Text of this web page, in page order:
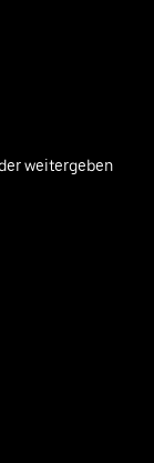
weitergeben